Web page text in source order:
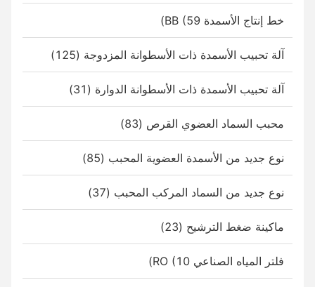
خط إنتاج الأسمدة BB (59)
آلة تحبيب الأسمدة ذات الأسطوانة المزدوجة (125)
آلة تحبيب الأسمدة ذات الأسطوانة الدوارة (31)
محبب السماد العضوي القرص (83)
نوع جديد من الأسمدة العضوية المحبب (85)
نوع جديد من السماد المركب المحبب (37)
ماكينة ضغط الترشيح (23)
فلتر المياه الصناعي RO (10)